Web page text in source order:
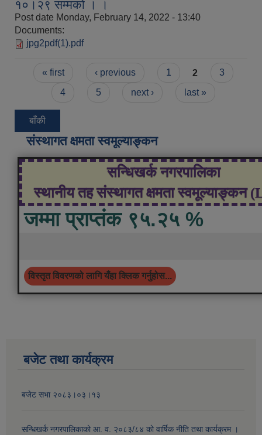
१०।२९ सम्मको । ।
Post date Monday, February 14, 2022 - 13:40
Documents:
jpg2pdf(1).pdf
Pages
« first ‹ previous 1 2
3
4
5 next › last »
बाँकी
संस्थागत क्षमता स्वमूल्याङ्कन
सन्धिखर्क नगरपालिका
स्थानीय तह संस्थागत क्षमता स्वमूल्याङ्कन
जम्मा प्राप्तंक ९५.२५ %
विस्तृत विवरणको लागि यँहा क्लिक गर्नुहोस...
बजेट तथा कार्यक्रम
बजेट सभा २०८३।०३।१३
सन्धिखर्क नगरपालिकाको आ. व. २०८३/८४ काे वार्षिक नीति तथा कार्यक्रम ।